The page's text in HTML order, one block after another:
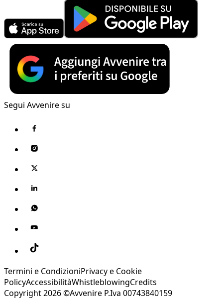
Segui Avvenire su
Termini e CondizioniPrivacy e Cookie
PolicyAccessibilitàWhistleblowingCredits
Copyright 2026 ©Avvenire P.Iva 00743840159